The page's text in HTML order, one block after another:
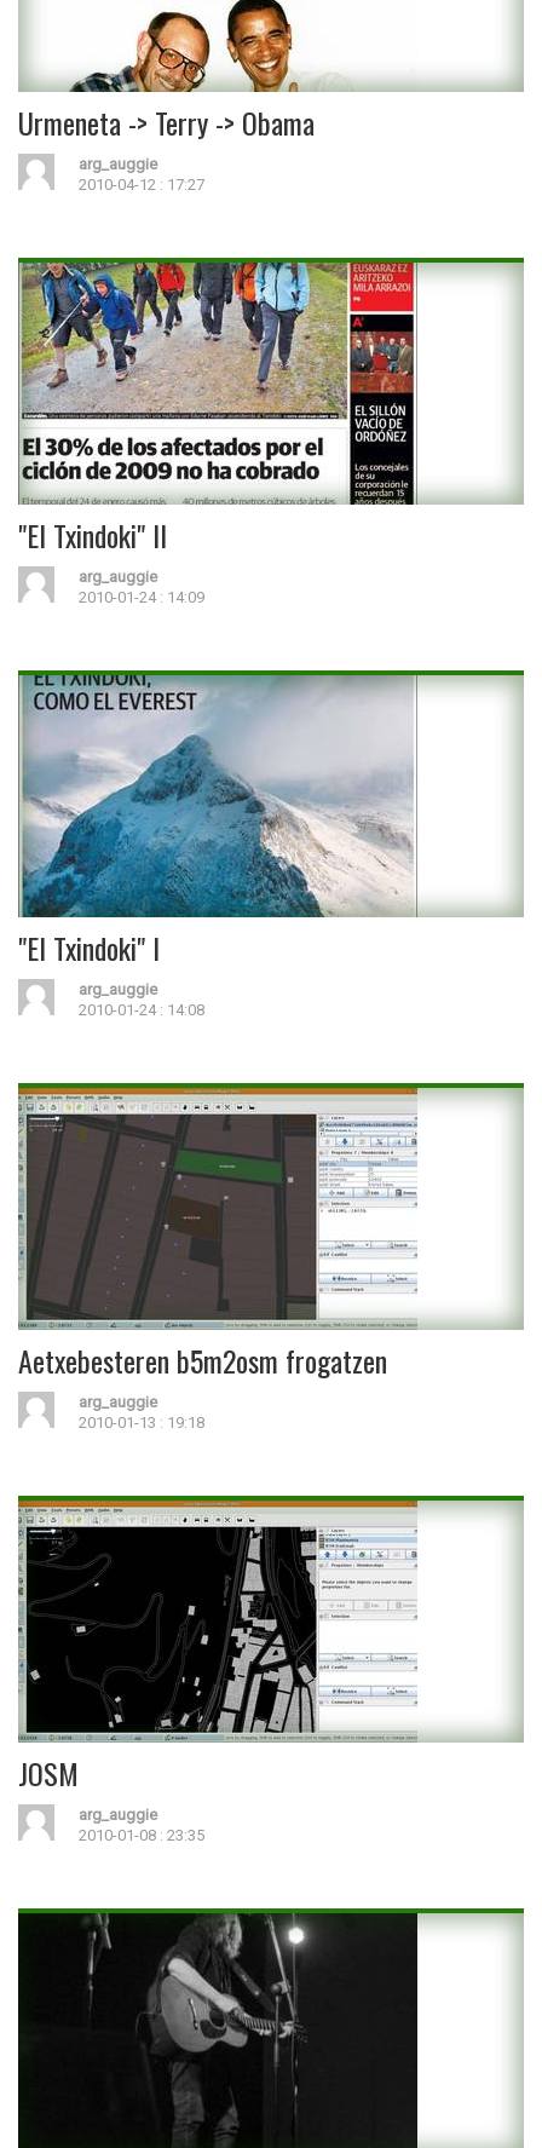
Urmeneta -> Terry -> Obama
arg_auggie
2010-04-12 : 17:27
"El Txindoki" II
arg_auggie
2010-01-24 : 14:09
"El Txindoki" I
arg_auggie
2010-01-24 : 14:08
Aetxebesteren b5m2osm frogatzen
arg_auggie
2010-01-13 : 19:18
JOSM
arg_auggie
2010-01-08 : 23:35